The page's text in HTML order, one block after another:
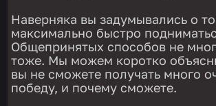
Наверняка вы задумывались о
максимально быстро
Общепринятых способов не
тоже. Мы можем коротко
вы не сможете получать много
победу, и почему сможете.